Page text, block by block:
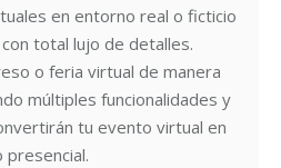
en entorno real o ficticio
total lujo de detalles.
o feria virtual de manera
múltiples funcionalidades y
tu evento virtual en
presencial.